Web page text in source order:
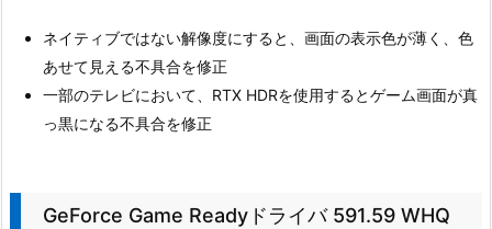
ネイティブではない解像度にすると、画面の表示色が薄く、色
あせて見える不具合を修正
一部のテレビにおいて、RTX HDRを使用するとゲーム画面が真
っ黒になる不具合を修正
GeForce Game Readyドライバ 591.59 WHQ